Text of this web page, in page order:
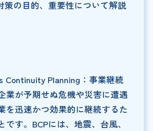
策の目的、重要性について解説
Continuity Planning：事業継続
業が予期せぬ危機や災害に遭遇
を迅速かつ効果的に継続するた
です。BCPには、地震、台風、